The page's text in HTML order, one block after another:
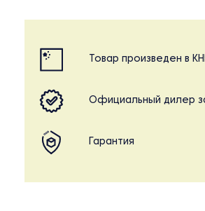
Товар произведен в
Официальный дилер
Гарантия